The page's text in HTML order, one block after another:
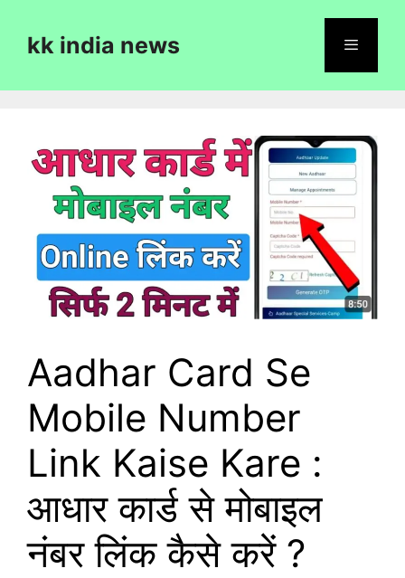
contentkk india news
Aadhar Card Se
Mobile Number
Link Kaise Kare :
आधार कार्ड से मोबाइल
नंबर लिंक कैसे करें ?